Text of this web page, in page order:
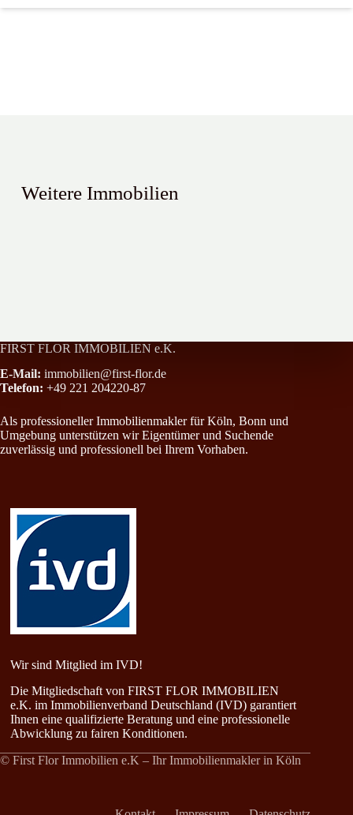
r
Weitere Immobilien
FIRST FLOR IMMOBILIEN e.K.
E-Mail: immobilien@first-flor.de
Telefon: +49 221 204220-87
Als professioneller Immobilienmakler für Köln, Bonn und
Umgebung unterstützen wir Eigentümer und Suchende
zuverlässig und professionell bei Ihrem Vorhaben.
Wir sind Mitglied im IVD!
Die Mitgliedschaft von FIRST FLOR IMMOBILIEN
e.K. im Immobilienverband Deutschland (IVD) garantiert
Ihnen eine qualifizierte Beratung und eine professionelle
Abwicklung zu fairen Konditionen.
© First Flor Immobilien e.K – Ihr Immobilienmakler in Köln